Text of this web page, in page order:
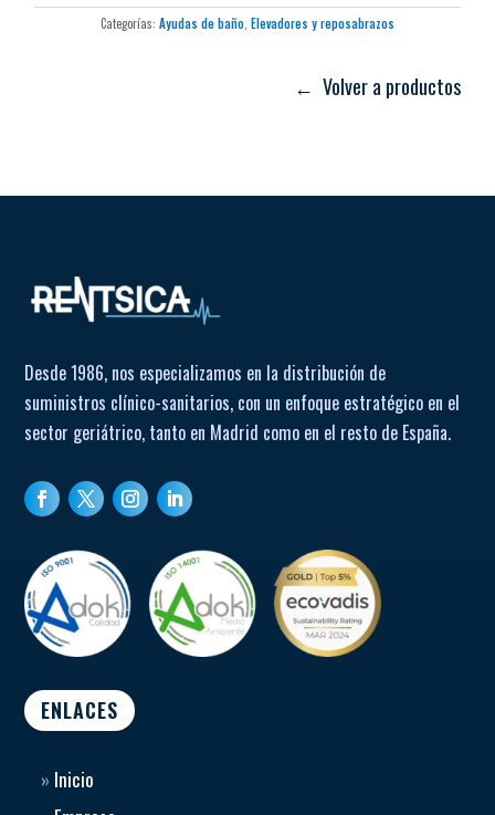
Categorías: Ayudas de baño, Elevadores y reposabrazos
← Volver a productos
Desde 1986, nos especializamos en la distribución de
suministros clínico-sanitarios, con un enfoque estratégico en el
sector geriátrico, tanto en Madrid como en el resto de España.
ENLACES
» Inicio